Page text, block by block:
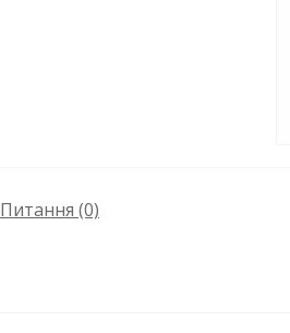
Питання (0)